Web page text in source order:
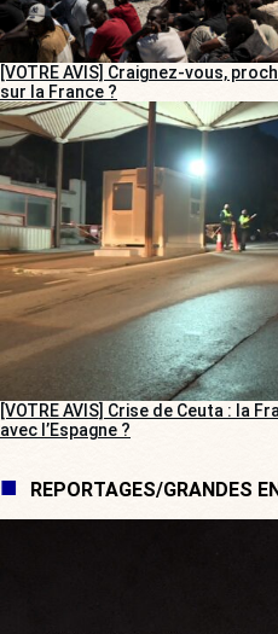
[VOTRE AVIS] Craignez-vous,
sur la France ?
[VOTRE AVIS] Crise de Ceuta : la
avec l’Espagne ?
REPORTAGES/GRANDES